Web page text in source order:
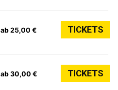
ab 25,00 € TICKETS
ab 30,00 € TICKETS